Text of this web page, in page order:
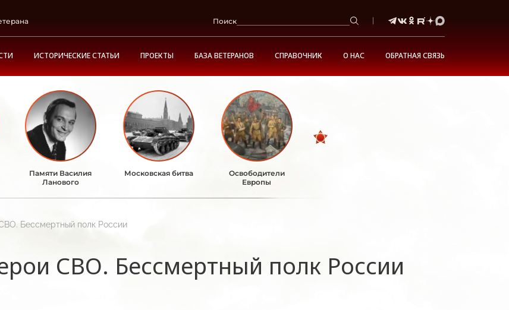
Поиск
ИСТОРИЧЕСКИЕ СТАТЬИ ПРОЕКТЫ БАЗА ВЕТЕРАНОВ СПРАВОЧНИК О НАС ОБРАТНАЯ СВЯЗЬ
Памяти Василия
Ланового
Московская битва
Освободители
Европы
Бессмертный полк России
СВО. Бессмертный полк России